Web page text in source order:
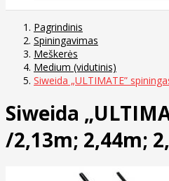
Pagrindinis
Spiningavimas
Meškerės
Medium (vidutinis)
Siweida „ULTIMATE”
Siweida
/2,13m; 2,44m;